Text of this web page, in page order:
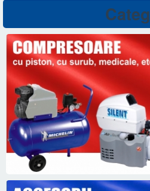
CATALOAGE
CONTACT
AUTENTIFICARE